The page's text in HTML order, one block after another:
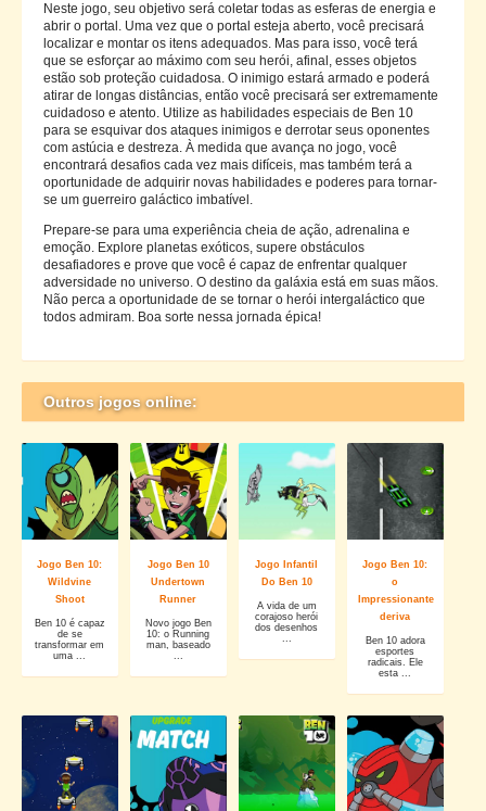
Neste jogo, seu objetivo será coletar todas as esferas de energia e
abrir o portal. Uma vez que o portal esteja aberto, você precisará
localizar e montar os itens adequados. Mas para isso, você terá
que se esforçar ao máximo com seu herói, afinal, esses objetos
estão sob proteção cuidadosa. O inimigo estará armado e poderá
atirar de longas distâncias, então você precisará ser extremamente
cuidadoso e atento. Utilize as habilidades especiais de Ben 10
para se esquivar dos ataques inimigos e derrotar seus oponentes
com astúcia e destreza. À medida que avança no jogo, você
encontrará desafios cada vez mais difíceis, mas também terá a
oportunidade de adquirir novas habilidades e poderes para tornar-
se um guerreiro galáctico imbatível.
Prepare-se para uma experiência cheia de ação, adrenalina e
emoção. Explore planetas exóticos, supere obstáculos
desafiadores e prove que você é capaz de enfrentar qualquer
adversidade no universo. O destino da galáxia está em suas mãos.
Não perca a oportunidade de se tornar o herói intergaláctico que
todos admiram. Boa sorte nessa jornada épica!
Outros jogos online:
Jogo Ben 10:
Wildvine
Shoot
Ben 10 é capaz
de se
transformar em
uma ...
Jogo Ben 10
Undertown
Runner
Novo jogo Ben
10: o Running
man, baseado
Jogo Infantil
Do Ben 10
A vida de um
corajoso herói
dos desenhos
Jogo Ben 10:
o
Impressionante
deriva
Ben 10 adora
esportes
radicais. Ele
esta ...